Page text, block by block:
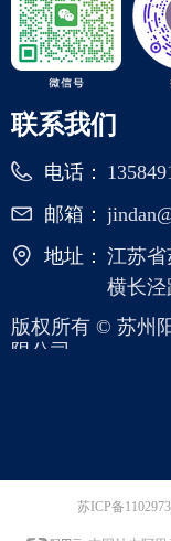
联系我们
电话：
邮箱：
地址： 江苏
横长泾
版权所有 © 苏州
限公司
苏ICP备